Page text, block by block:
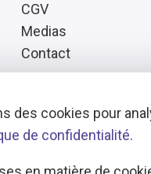
CGV
Medias
Contact
des cookies pour
de confidentialité.